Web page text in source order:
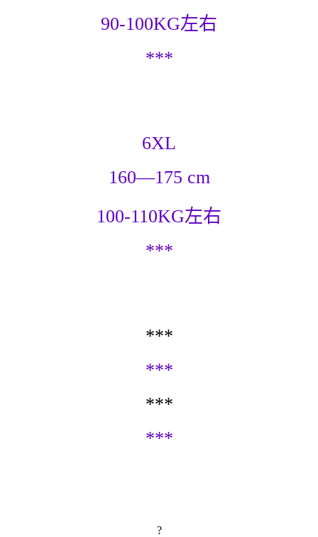
90-100KG左右
***
6XL
160—175 cm
100-110KG左右
***
***
***
***
***
?